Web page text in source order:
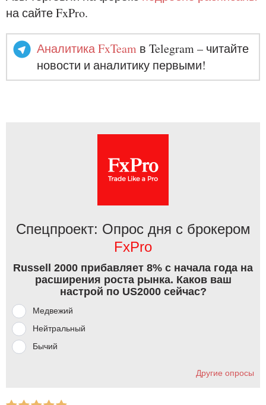
на сайте FxPro.
Аналитика FxTeam в Telegram – читайте
новости и аналитику первыми!
Спецпроект: Опрос дня с брокером
FxPro
Russell 2000 прибавляет 8% с начала года на
расширения роста рынка. Каков ваш
настрой по US2000 сейчас?
Медвежий
Нейтральный
Бычий
Другие опросы